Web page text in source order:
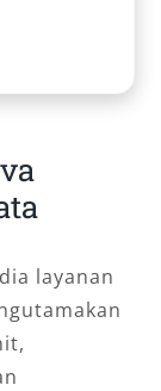
layanan